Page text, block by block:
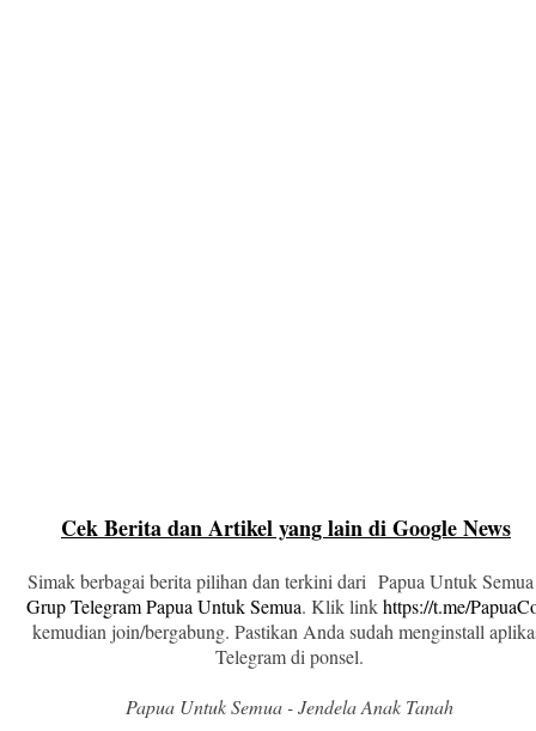
Cek Berita dan Artikel yang lain di Google News
Simak berbagai berita pilihan dan terkini dari Papua Untuk
Grup Telegram Papua Untuk Semua. Klik linkhttps://t.me/
kemudian join/bergabung. Pastikan Anda sudah menginstall
Telegram di ponsel.
Papua Untuk Semua - Jendela Anak Tanah